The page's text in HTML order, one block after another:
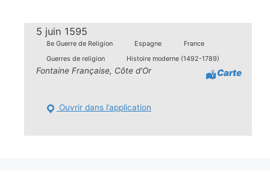
5 juin 1595
8e Guerre de Religion Espagne
France
Guerres de religion
Histoire moderne (1492-1789)
Fontaine Française, Côte d'Or Carte
Ouvrir dans l’application